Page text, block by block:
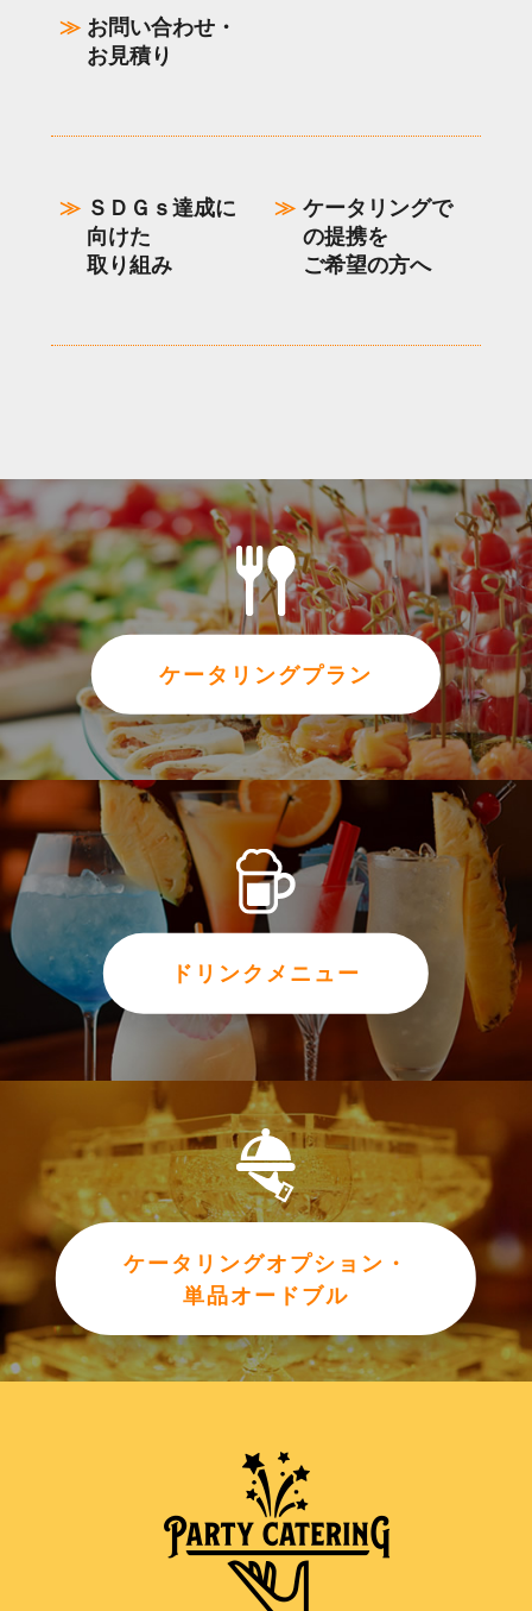
お問い合わせ・
お見積り
ＳＤＧｓ達成に
向けた
取り組み
ケータリングで
の提携を
ご希望の方へ
ケータリングプラン
ドリンクメニュー
ケータリングオプション・
単品オードブル